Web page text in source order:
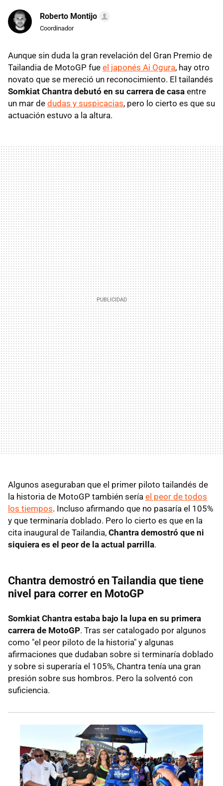
Roberto Montijo
Coordinador
Aunque sin duda la gran revelación del Gran Premio de
Tailandia de MotoGP fue el japonés Ai Ogura, hay otro
novato que se mereció un reconocimiento. El tailandés
Somkiat Chantra debutó en su carrera de casa entre
un mar de dudas y suspicacias, pero lo cierto es que su
actuación estuvo a la altura.
Algunos aseguraban que el primer piloto tailandés de
la historia de MotoGP también sería el peor de todos
los tiempos. Incluso afirmando que no pasaría el 105%
y que terminaría doblado. Pero lo cierto es que en la
cita inaugural de Tailandia, Chantra demostró que ni
siquiera es el peor de la actual parrilla.
Chantra demostró en Tailandia que tiene
nivel para correr en MotoGP
Somkiat Chantra estaba bajo la lupa en su primera
carrera de MotoGP. Tras ser catalogado por algunos
como "el peor piloto de la historia" y algunas
afirmaciones que dudaban sobre si terminaría doblado
y sobre si superaría el 105%, Chantra tenía una gran
presión sobre sus hombros. Pero la solventó con
suficiencia.